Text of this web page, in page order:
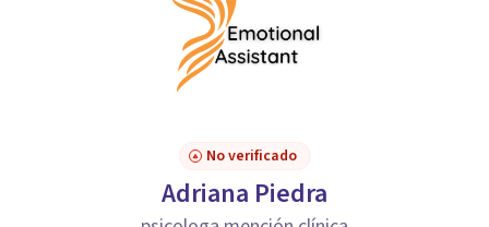
No verificado
Adriana Piedra